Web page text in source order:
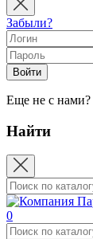
Забыли?
Еще не с нами?
Найти
0